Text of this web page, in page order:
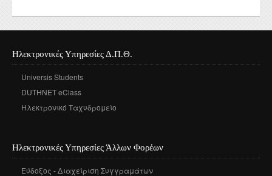
Ηλεκτρονικές Υπηρεσίες Δ.Π.Θ.
Universis Students
DUTHNET eClass
Ηλεκτρονικό Ταχυδρομείο
Ηλεκτρονικές Υπηρεσίες Άλλων Φορέων
Εύδοξος - Διαχείριση Συγγραμάτων